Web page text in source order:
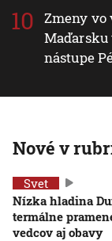
Zmeny
Maďarsku
nástupe
Nové v
Svet
Nízka hladina
termálne
vedcov aj obavy